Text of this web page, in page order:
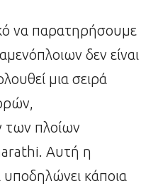
να παρατηρήσουμε
δεν είναι
μια σειρά
των πλοίων
Αυτή η
κάποια